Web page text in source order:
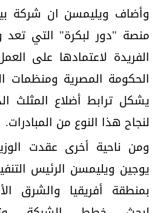
وأضاف ويليمسن ان شركة
منصة "دور لبكرة" التي تعد
الفريدة لاعتمادها على
الحكومة المصرية ومنظمات
يشكل ترابط أضلاع المثلث
لنجاح هذا النوع من المبادرات.
ومن ناحية أخرى عقدت
يوجين ويليمسن الرئيس
بمنطقة أفريقيا والشرق